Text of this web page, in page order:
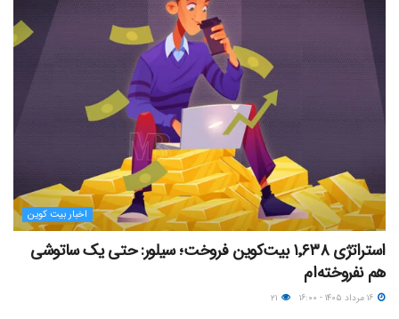
اخبار بیت کوین
استراتژی ۱٬۶۳۸ بیت‌کوین فروخت؛ سیلور: حتی یک ساتوشی
هم نفروخته‌ام